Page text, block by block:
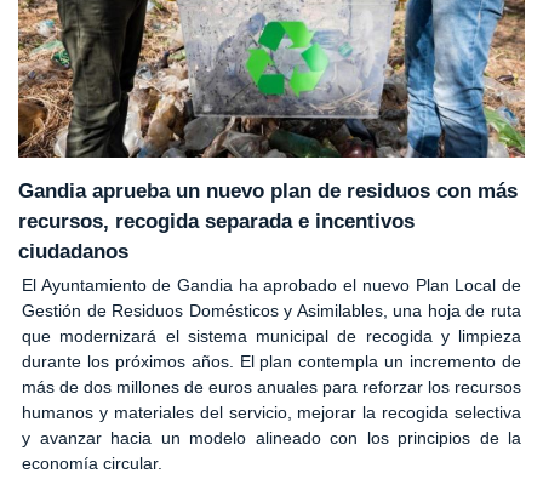
Gandia aprueba un nuevo plan de residuos con más
recursos, recogida separada e incentivos
ciudadanos
El Ayuntamiento de Gandia ha aprobado el nuevo Plan Local de
Gestión de Residuos Domésticos y Asimilables, una hoja de ruta
que modernizará el sistema municipal de recogida y limpieza
durante los próximos años. El plan contempla un incremento de
más de dos millones de euros anuales para reforzar los recursos
humanos y materiales del servicio, mejorar la recogida selectiva
y avanzar hacia un modelo alineado con los principios de la
economía circular.